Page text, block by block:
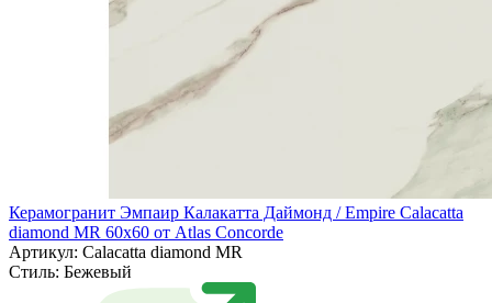
Керамогранит Эмпаир Калакатта Даймонд / Empire Calacatta
diamond MR 60x60 от Atlas Concorde
Артикул: Calacatta diamond MR
Стиль: Бежевый